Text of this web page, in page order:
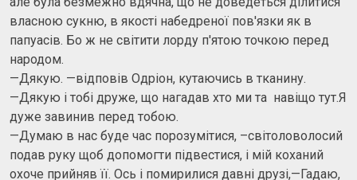
власною сукню, в якості набедреної пов'язки як в
папуасів. Бо ж не світити лорду п'ятою точкою перед
народом.
—Дякую. —відповів Одріон, кутаючись в тканину.
—Дякую і тобі друже, що нагадав хто ми та навіщо тут.Я
дуже завинив перед тобою.
—Думаю в нас буде час порозумітися, –світоловолосий
подав руку щоб допомогти підвестися, і мій коханий
охоче прийняв її. Ось і помирилися давні друзі,—Гадаю,